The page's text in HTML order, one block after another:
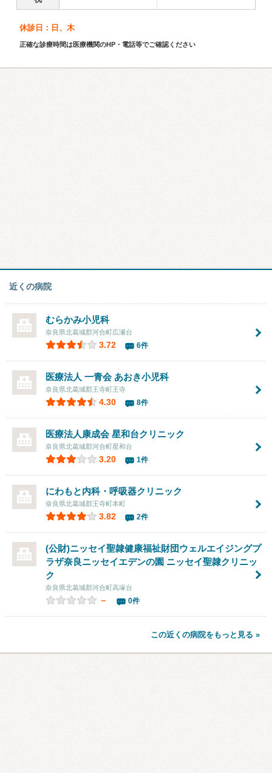
休診日：日、木
正確な診療時間は医療機関のHP・電話等でご確認ください
近くの病院
むらかみ小児科
奈良県北葛城郡河合町広瀬台
3.72 6件
医療法人 一青会 あおき小児科
奈良県北葛城郡王寺町王寺
4.30 8件
医療法人康成会星和台クリニック
奈良県北葛城郡河合町星和台
3.20 1件
にわもと内科・呼吸器クリニック
奈良県北葛城郡王寺町本町
3.82 2件
(公財)ニッセイ聖隷健康福祉財団ウェルエイジングプ
ラザ奈良ニッセイエデンの園 ニッセイ聖隷クリニッ
ク
奈良県北葛城郡河合町高塚台
－ 0件
この近くの病院をもっと見る »